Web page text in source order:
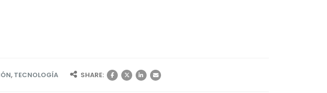
, TECNOLOGÍA SHARE: